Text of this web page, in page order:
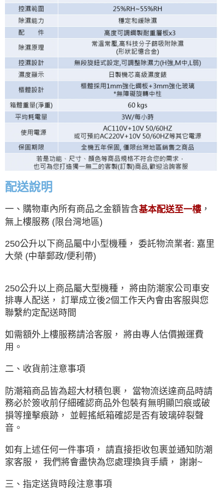
配送說明
一、購物車內所有商品之金額皆含基本配送至一樓 ，
無上樓服務 (限台灣地區)
250公升以下商品屬中小型機種， 委託物流業者: 嘉里
大榮 (中華郵政/便利帶)
250公升以上商品屬大型機種， 將由防潮家公司車安
排專人配送， 訂單成立後2個工作天內會由客服與您
聯繫約定配送時間
如需額外上樓服務請洽客服， 將由專人估價搬運費
用。
二、收貨前注意事項
防潮箱商品皆為超大材積包裹， 當物流送達商品時請
務必於簽收前仔細確認商品外包裝有無明顯凹痕或破
損等撞擊痕跡， 並輕搖紙箱確認是否有玻璃碎裂聲
音。
如有上述任何一件事項， 請直接拒收包裹並通知防潮
家客服， 我們將會盡快為您處理換貨手續 ， 謝謝~
三、指定送貨時段注意事項